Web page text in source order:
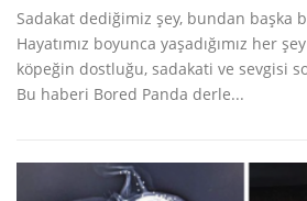
Sadakat dediğimiz şey, bundan başka
Hayatımız boyunca yaşadığımız her
köpeğin dostluğu, sadakati ve sevgisi
Bu haberi Bored Panda derle...